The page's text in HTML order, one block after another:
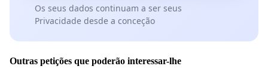
Ministério Público para que possamos preservar
mais um patrimônio histórico-cultural, polo difusor
das artes e berço de artistas importantes.
Os seus dados continuam a ser seus
Privacidade desde a conceção
Outras petições que poderão interessar-lhe